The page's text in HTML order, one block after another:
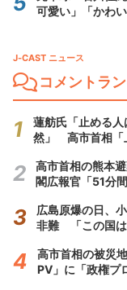
可愛い」「かわ
J-CAST ニュース
コメントラ
蓮舫氏「止める
然」 高市首相「
高市首相の熊本
閣広報官「51分
広島原爆の日、
非難 「この国は
高市首相の被災
PV」に「政権プ